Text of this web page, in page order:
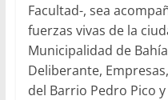
Facultad-, sea
fuerzas vivas de la
Municipalidad de
Deliberante,
del Barrio Pedro Pico